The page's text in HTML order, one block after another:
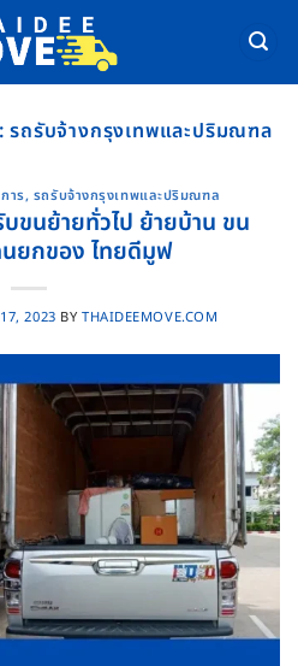
รถรับจ้างกรุงเทพและปริมณฑล
าร, รถรับจ้างกรุงเทพและปริมณฑล
ขนย้ายทั่วไป ย้ายบ้าน ขน
ยกของ ไทยดีมูฟ
2023 BY THAIDEEMOVE.COM